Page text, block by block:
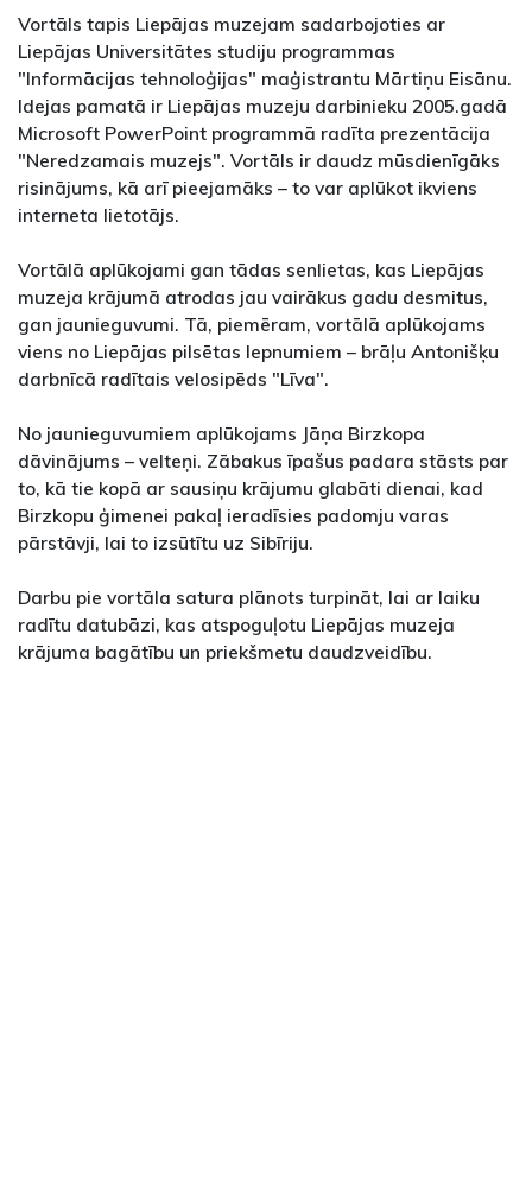
Vortāls tapis Liepājas muzejam sadarbojoties ar
Liepājas Universitātes studiju programmas
"Informācijas tehnoloģijas" maģistrantu Mārtiņu Eisānu.
Idejas pamatā ir Liepājas muzeju darbinieku 2005.gadā
Microsoft PowerPoint programmā radīta prezentācija
"Neredzamais muzejs". Vortāls ir daudz mūsdienīgāks
risinājums, kā arī pieejamāks – to var aplūkot ikviens
interneta lietotājs.
Vortālā aplūkojami gan tādas senlietas, kas Liepājas
muzeja krājumā atrodas jau vairākus gadu desmitus,
gan jaunieguvumi. Tā, piemēram, vortālā aplūkojams
viens no Liepājas pilsētas lepnumiem – brāļu Antonišķu
darbnīcā radītais velosipēds "Līva".
No jaunieguvumiem aplūkojams Jāņa Birzkopa
dāvinājums – velteņi. Zābakus īpašus padara stāsts par
to, kā tie kopā ar sausiņu krājumu glabāti dienai, kad
Birzkopu ģimenei pakaļ ieradīsies padomju varas
pārstāvji, lai to izsūtītu uz Sibīriju.
Darbu pie vortāla satura plānots turpināt, lai ar laiku
radītu datubāzi, kas atspoguļotu Liepājas muzeja
krājuma bagātību un priekšmetu daudzveidību.